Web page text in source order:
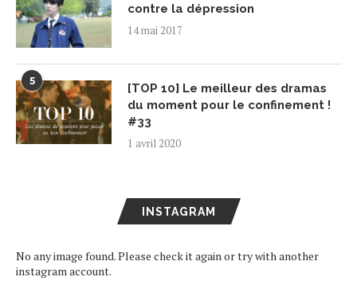
contre la dépression
14 mai 2017
5
[TOP 10] Le meilleur des dramas
du moment pour le confinement !
#33
1 avril 2020
INSTAGRAM
No any image found. Please check it again or try with another
instagram account.